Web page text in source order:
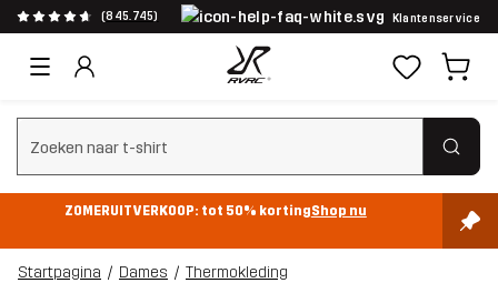
(845.745) Klantenservice
Zoeken wissen
ZOMERUITVERKOOP: tot 50% kortingShop nu
Startpagina Dames Thermokleding